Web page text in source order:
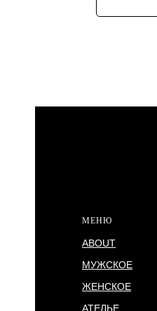
МЕНЮ
ABOUT
МУЖСКОЕ
ЖЕНСКОЕ
АТЕЛЬЕ